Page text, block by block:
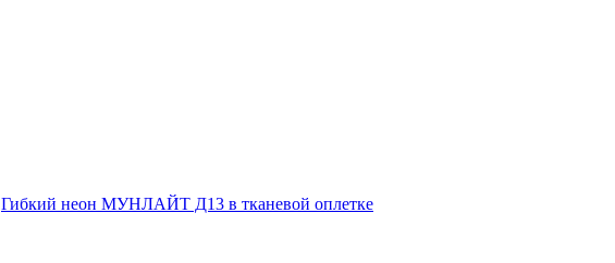
Гибкий неон МУНЛАЙТ Д13 в тканевой оплетке